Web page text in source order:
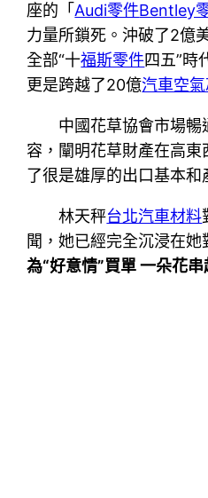
座的「 Audi零件Bentley
力量所鎖死。沖破了2億
全部“十福斯零件四五”時
更是跨越了20億汽車空
中國花草協會市場
容，闡明花草財產在高
了很是雄厚的出口基本和
林天秤台北汽車材料
聞，她已經完全沉浸在她
為“好意情”買單 一朵花